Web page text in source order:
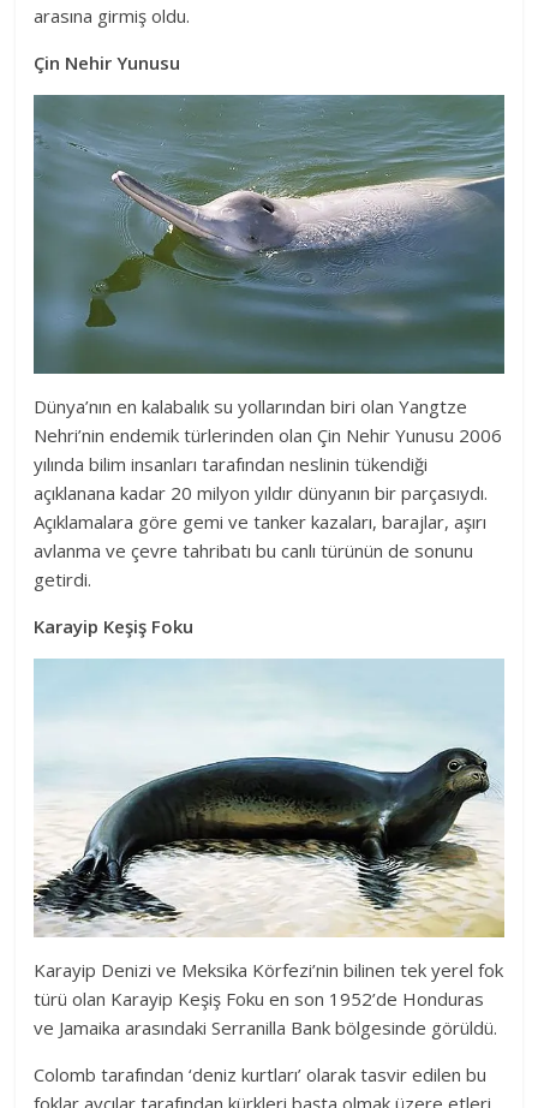
arasına girmiş oldu.
Çin Nehir Yunusu
Dünya’nın en kalabalık su yollarından biri olan Yangtze
Nehri’nin endemik türlerinden olan Çin Nehir Yunusu 2006
yılında bilim insanları tarafından neslinin tükendiği
açıklanana kadar 20 milyon yıldır dünyanın bir parçasıydı.
Açıklamalara göre gemi ve tanker kazaları, barajlar, aşırı
avlanma ve çevre tahribatı bu canlı türünün de sonunu
getirdi.
Karayip Keşiş Foku
Karayip Denizi ve Meksika Körfezi’nin bilinen tek yerel fok
türü olan Karayip Keşiş Foku en son 1952’de Honduras
ve Jamaika arasındaki Serranilla Bank bölgesinde görüldü.
Colomb tarafından ‘deniz kurtları’ olarak tasvir edilen bu
foklar avcılar tarafından kürkleri başta olmak üzere etleri